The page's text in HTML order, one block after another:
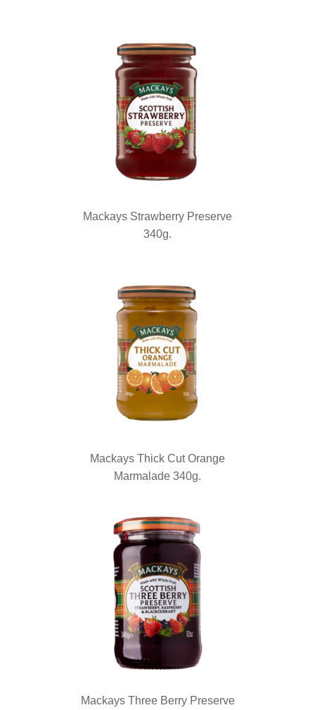
Mackays Strawberry Preserve
340g.
Mackays Thick Cut Orange
Marmalade 340g.
Mackays Three Berry Preserve